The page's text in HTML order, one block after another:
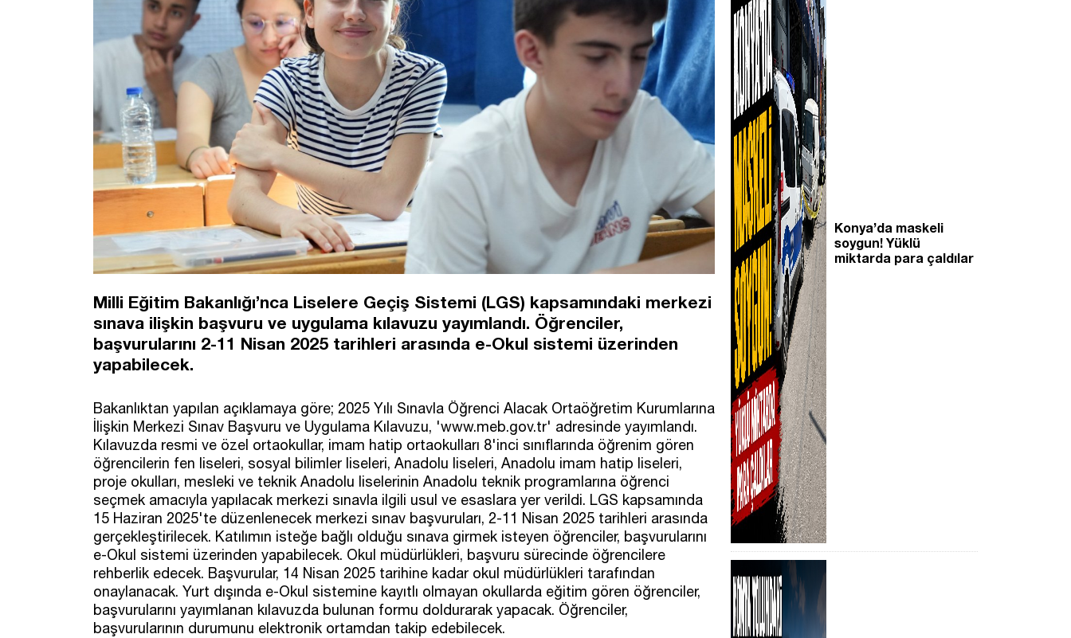
Milli Eğitim Bakanlığı’nca Liselere Geçiş Sistemi (LGS) kapsamındaki merkezi
sınava ilişkin başvuru ve uygulama kılavuzu yayımlandı. Öğrenciler,
başvurularını 2-11 Nisan 2025 tarihleri arasında e-Okul sistemi üzerinden
yapabilecek.
Bakanlıktan yapılan açıklamaya göre; 2025 Yılı Sınavla Öğrenci Alacak Ortaöğretim Kurumlarına
İlişkin Merkezi Sınav Başvuru ve Uygulama Kılavuzu, 'www.meb.gov.tr' adresinde yayımlandı.
Kılavuzda resmi ve özel ortaokullar, imam hatip ortaokulları 8'inci sınıflarında öğrenim gören
öğrencilerin fen liseleri, sosyal bilimler liseleri, Anadolu liseleri, Anadolu imam hatip liseleri,
proje okulları, mesleki ve teknik Anadolu liselerinin Anadolu teknik programlarına öğrenci
seçmek amacıyla yapılacak merkezi sınavla ilgili usul ve esaslara yer verildi. LGS kapsamında
15 Haziran 2025'te düzenlenecek merkezi sınav başvuruları, 2-11 Nisan 2025 tarihleri arasında
gerçekleştirilecek. Katılımın isteğe bağlı olduğu sınava girmek isteyen öğrenciler, başvurularını
e-Okul sistemi üzerinden yapabilecek. Okul müdürlükleri, başvuru sürecinde öğrencilere
rehberlik edecek. Başvurular, 14 Nisan 2025 tarihine kadar okul müdürlükleri tarafından
onaylanacak. Yurt dışında e-Okul sistemine kayıtlı olmayan okullarda eğitim gören öğrenciler,
başvurularını yayımlanan kılavuzda bulunan formu doldurarak yapacak. Öğrenciler,
başvurularının durumunu elektronik ortamdan takip edebilecek.
Konya’da maskeli
soygun! Yüklü
miktarda para çaldılar